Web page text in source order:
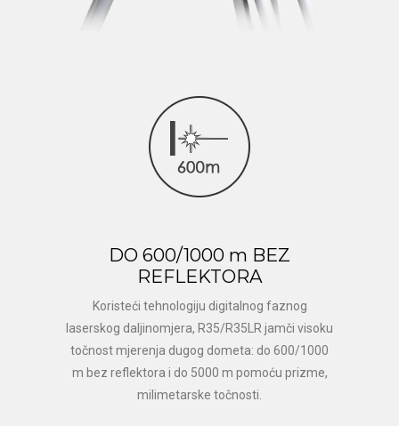
DO 600/1000 m BEZ
REFLEKTORA
Koristeći tehnologiju digitalnog faznog
laserskog daljinomjera, R35/R35LR jamči visoku
točnost mjerenja dugog dometa: do 600/1000
m bez reflektora i do 5000 m pomoću prizme,
milimetarske točnosti.